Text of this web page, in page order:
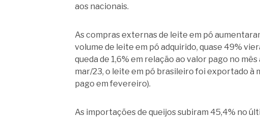
aos nacionais.
As compras externas de leite em pó
volume de leite em pó adquirido, quase 49%
queda de 1,6% em relação ao valor pago no
mar/23, o leite em pó brasileiro foi exportado à
pago em fevereiro).
As importações de queijos subiram 45,4% no